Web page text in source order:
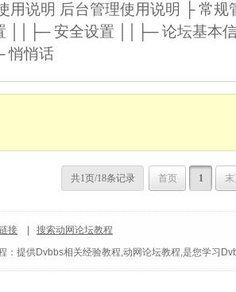
用说明 后台管理使用说明 ├ 常
││├─ 安全设置 ││├─ 论坛基本
悄悄话
共1页/18条记录 首页 1 末
接
搜索动网论坛教程
：提供Dvbbs相关经验教程,动网论坛教程,是您学习